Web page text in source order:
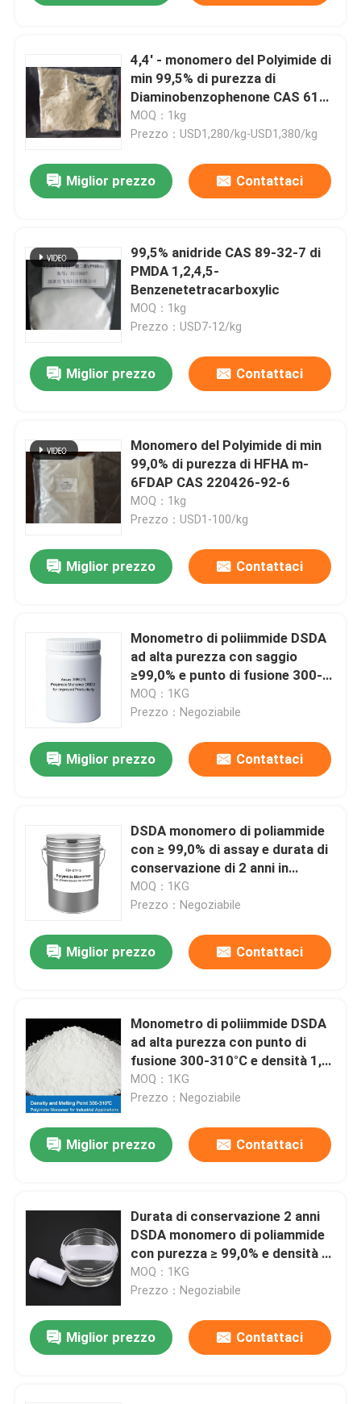
Casa
Video
Circa noi
Giro della fabbrica
Controllo di qualità
Contattici
Richieda una citazione
Materiale ricoprente di gomma
Prodotti chimici elettronici
Materiali fotovoltaici organici
Materie prime dei prodotti farmaceutici
Materie prime di cura personale
Materie prime cosmetiche
4,4' - monomero del Polyimide di
min 99,5% di purezza di
Diaminobenzophenone CAS 611-
98-3
MOQ：1kg
Prezzo：USD1,280/kg-USD1,380/kg
Miglior prezzo Contattaci
99,5% anidride CAS 89-32-7 di
PMDA 1,2,4,5-
Benzenetetracarboxylic
MOQ：1kg
Prezzo：USD7-12/kg
Miglior prezzo Contattaci
Monomero del Polyimide di min
99,0% di purezza di HFHA m-
6FDAP CAS 220426-92-6
MOQ：1kg
Prezzo：USD1-100/kg
Miglior prezzo Contattaci
Monometro di poliimmide DSDA
ad alta purezza con saggio
≥99,0% e punto di fusione 300-
310°C per la sintesi di resine
poliimmide
MOQ：1KG
Prezzo：Negoziabile
Miglior prezzo Contattaci
DSDA monomero di poliammide
con ≥ 99,0% di assay e durata di
conservazione di 2 anni in
polvere da bianco grigio a
marrone
MOQ：1KG
Prezzo：Negoziabile
Miglior prezzo Contattaci
Monometro di poliimmide DSDA
ad alta purezza con punto di
fusione 300-310°C e densità 1,4
G/cm3 per applicazioni
industriali
MOQ：1KG
Prezzo：Negoziabile
Miglior prezzo Contattaci
Durata di conservazione 2 anni
DSDA monomero di poliammide
con purezza ≥ 99,0% e densità di
1,4 g/cm3 per applicazioni ad
alta temperatura
MOQ：1KG
Prezzo：Negoziabile
Miglior prezzo Contattaci